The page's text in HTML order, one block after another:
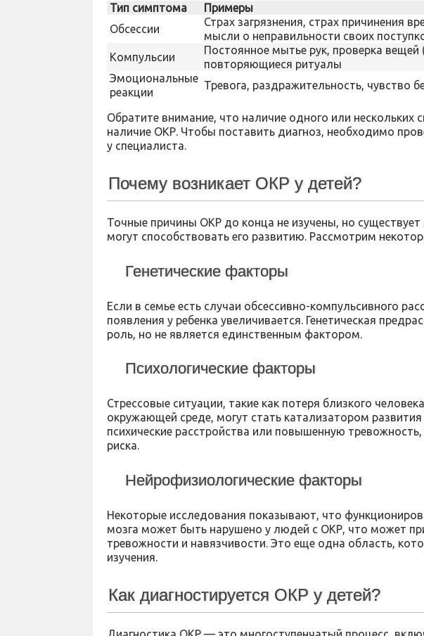
Тип симптома
Примеры
Обсессии
Страх загрязнения, страх причинения
мысли о неправильности своих
Компульсии
Постоянное мытье рук, проверка
повторяющиеся ритуалы
Эмоциональные
реакции
Тревога, раздражительность, чувство
Обратите внимание, что наличие одного или нескольких
наличие ОКР. Чтобы поставить диагноз, необходимо
у специалиста.
Почему возникает ОКР у детей?
Точные причины ОКР до конца не изучены, но
могут способствовать его развитию. Рассмотрим
Генетические факторы
Если в семье есть случаи обсессивно-компульсивного
появления у ребенка увеличивается. Генетическая
роль, но не является единственным фактором.
Психологические факторы
Стрессовые ситуации, такие как потеря близкого
окружающей среде, могут стать катализатором
психические расстройства или повышенную
риска.
Нейрофизиологические факторы
Некоторые исследования показывают, что
мозга может быть нарушено у людей с ОКР, что может
тревожности и навязчивости. Это еще одна область,
изучения.
Как диагностируется ОКР у детей?